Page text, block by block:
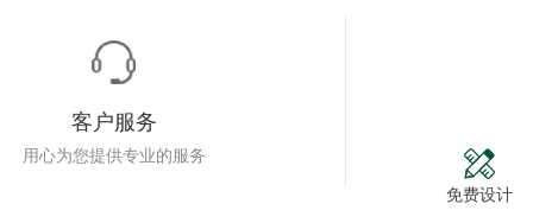
客户服务
用心为您提供专业的服务
免费设计